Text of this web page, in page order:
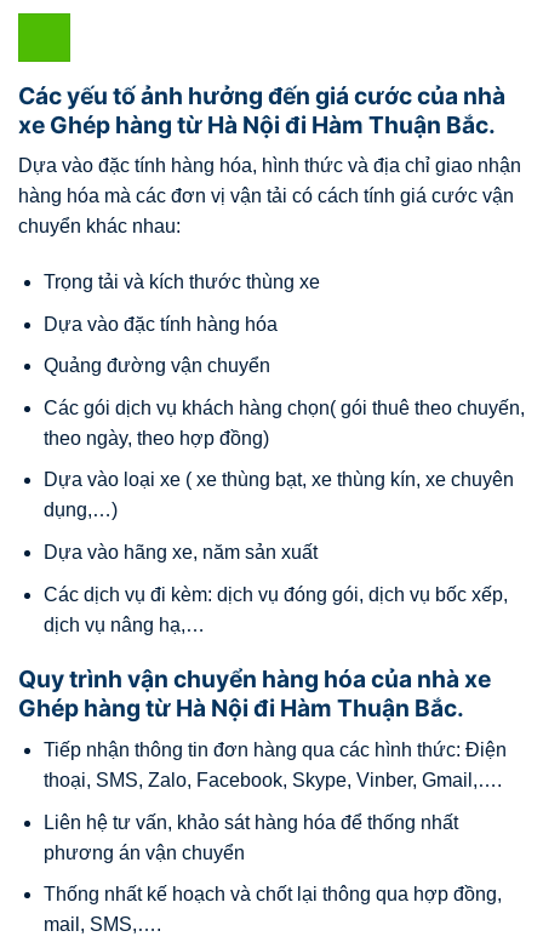
Các yếu tố ảnh hưởng đến giá cước của nhà
xe Ghép hàng từ Hà Nội đi Hàm Thuận Bắc.
Dựa vào đặc tính hàng hóa, hình thức và địa chỉ giao nhận
hàng hóa mà các đơn vị vận tải có cách tính giá cước vận
chuyển khác nhau:
Trọng tải và kích thước thùng xe
Dựa vào đặc tính hàng hóa
Quảng đường vận chuyển
Các gói dịch vụ khách hàng chọn( gói thuê theo chuyến,
theo ngày, theo hợp đồng)
Dựa vào loại xe ( xe thùng bạt, xe thùng kín, xe chuyên
dụng,…)
Dựa vào hãng xe, năm sản xuất
Các dịch vụ đi kèm: dịch vụ đóng gói, dịch vụ bốc xếp,
dịch vụ nâng hạ,…
Quy trình vận chuyển hàng hóa của nhà xe
Ghép hàng từ Hà Nội đi Hàm Thuận Bắc.
Tiếp nhận thông tin đơn hàng qua các hình thức: Điện
thoại, SMS, Zalo, Facebook, Skype, Vinber, Gmail,….
Liên hệ tư vấn, khảo sát hàng hóa để thống nhất
phương án vận chuyển
Thống nhất kế hoạch và chốt lại thông qua hợp đồng,
mail, SMS,….